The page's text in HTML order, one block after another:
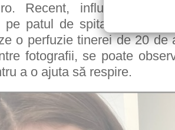
. Recent, influencerița a
pe patul de spital. Medicii
o perfuzie tinerei de 20 de
fotografii, se poate
a o ajuta să respire.